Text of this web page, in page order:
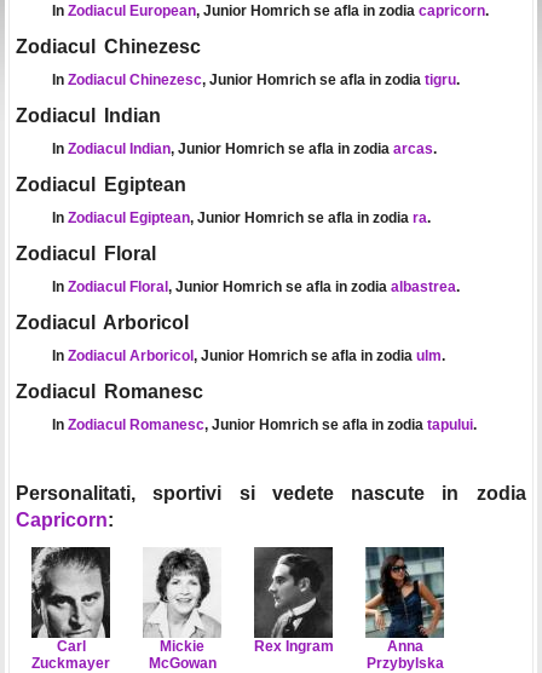
In Zodiacul European, Junior Homrich se afla in zodia capricorn.
Zodiacul Chinezesc
In Zodiacul Chinezesc, Junior Homrich se afla in zodia tigru.
Zodiacul Indian
In Zodiacul Indian, Junior Homrich se afla in zodia arcas.
Zodiacul Egiptean
In Zodiacul Egiptean, Junior Homrich se afla in zodia ra.
Zodiacul Floral
In Zodiacul Floral , Junior Homrich se afla in zodia albastrea.
Zodiacul Arboricol
In Zodiacul Arboricol , Junior Homrich se afla in zodia ulm.
Zodiacul Romanesc
In Zodiacul Romanesc, Junior Homrich se afla in zodia tapului.
Personalitati, sportivi si vedete nascute in zodia
Capricorn:
Carl
Zuckmayer
Mickie
McGowan
Rex Ingram
Anna
Przybylska